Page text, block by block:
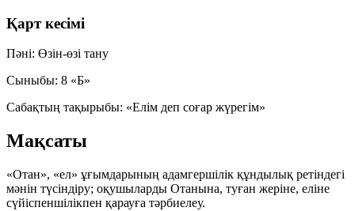
Қарт кесімі
Пәні: Өзін-өзі тану
Сыныбы: 8 «Б»
Сабақтың тақырыбы: «Елім деп соғар жүрегім»
Мақсаты
«Отан», «ел» ұғымдарының адамгершілік құндылық ретіндегі
мәнін түсіндіру; оқушыларды Отанына, туған жеріне, еліне
сүйіспеншілікпен қарауға тәрбиелеу.